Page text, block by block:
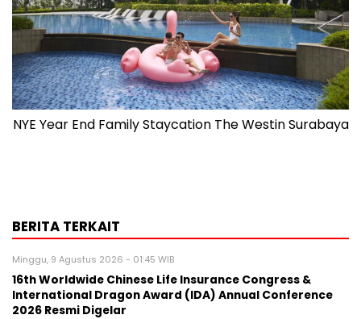
NYE Year End Family Staycation The Westin Surabaya
BERITA TERKAIT
Minggu, 9 Agustus 2026 - 01:45 WIB
16th Worldwide Chinese Life Insurance Congress &
International Dragon Award (IDA) Annual Conference
2026 Resmi Digelar